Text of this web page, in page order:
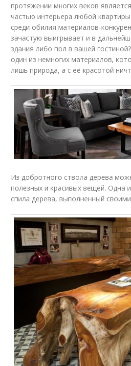
протяжении многих веков
частью интерьера любой
среди обилия материалов-
зачастую выигрывает и в
здания либо пол в вашей
один из немногих материалов,
лишь природа, а с её красотой
Из добротного ствола дерева
полезных и красивых вещей. Одна
спила дерева, выполненный